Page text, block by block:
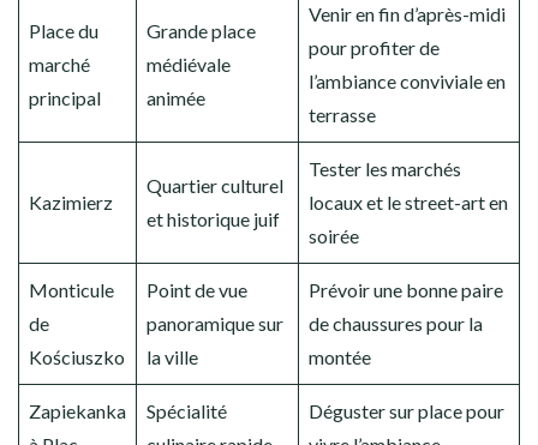
Place du
marché
principal
Grande place
médiévale
animée
Venir en fin d’après-midi
pour profiter de
l’ambiance conviviale en
terrasse
Kazimierz
Quartier culturel
et historique juif
Tester les marchés
locaux et le street-art en
soirée
Monticule
de
Kościuszko
Point de vue
panoramique sur
la ville
Prévoir une bonne paire
de chaussures pour la
montée
Zapiekanka
Spécialité
Déguster sur place pour